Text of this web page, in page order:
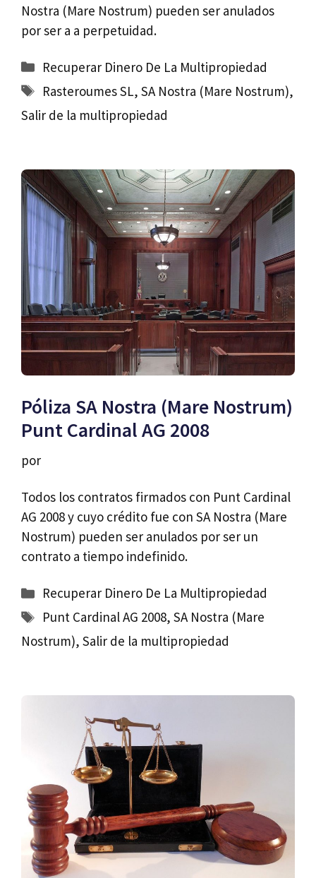
Nostra (Mare Nostrum) pueden ser anulados
por ser a a perpetuidad.
Categorías
Recuperar Dinero De La Multipropiedad
Etiquetas
Rasteroumes SL,SA Nostra (Mare Nostrum),
Salir de la multipropiedad
Póliza SA Nostra (Mare Nostrum)
Punt Cardinal AG 2008
por
Todos los contratos firmados con Punt Cardinal
AG 2008 y cuyo crédito fue con SA Nostra (Mare
Nostrum) pueden ser anulados por ser un
contrato a tiempo indefinido.
Categorías
Recuperar Dinero De La Multipropiedad
Etiquetas
Punt Cardinal AG 2008,SA Nostra (Mare
Nostrum), Salir de la multipropiedad